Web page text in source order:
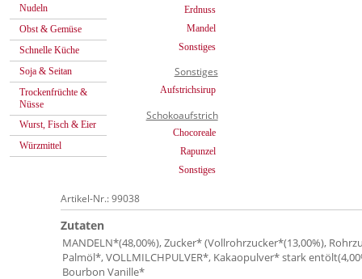
Nudeln
Obst & Gemüse
Schnelle Küche
Soja & Seitan
Trockenfrüchte &
Nüsse
Wurst, Fisch & Eier
Würzmittel
Erdnuss
Mandel
Sonstiges
Sonstiges
Aufstrichsirup
Schokoaufstrich
Chocoreale
Rapunzel
Sonstiges
Artikel-Nr.: 99038
Zutaten
MANDELN*(48,00%), Zucker* (Vollrohrzucker*(13,00%),
Palmöl*, VOLLMILCHPULVER*, Kakaopulver* stark
Bourbon Vanille*